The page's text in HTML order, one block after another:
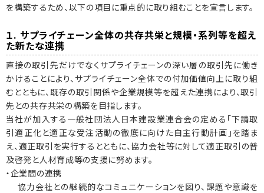
を構築するため、以下の項目に重点的に取り組むことを宣言します。
１. サプライチェーン全体の共存共栄と規模・系列等を超え
た新たな連携
直接の取引先だけでなくサプライチェーンの深い層の取引先に働き
かけることにより、サプライチェーン全体での付加価値向上に取り組
むとともに、既存の取引関係や企業規模等を超えた連携により、取引
先との共存共栄の構築を目指します。
当社が加入する一般社団法人日本建設業連合会の定める「下請取
引適正化と適正な受注活動の徹底に向けた自主行動計画」を踏ま
え、適正取引を実行するとともに、協力会社等に対して適正取引の普
及啓発と人材育成等の支援に努めます。
・企業間の連携
協力会社との継続的なコミュニケーションを図り、課題や意識を